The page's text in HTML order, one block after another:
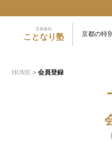
京都春秋
ことなり塾 京都の特
HOME > 会員登録